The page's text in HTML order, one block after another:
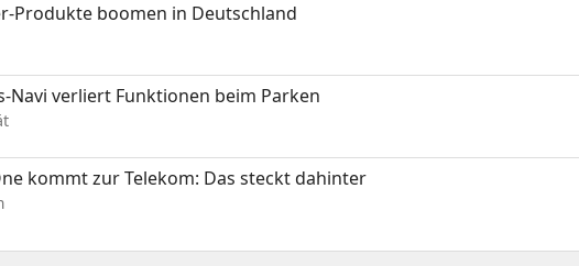
Produkte boomen in Deutschland
Navi verliert Funktionen beim Parken
kommt zur Telekom: Das steckt dahinter